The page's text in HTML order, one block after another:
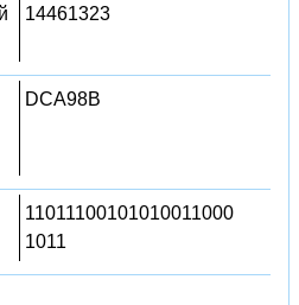
14461323
DCA98B
11011100101010011000
1011